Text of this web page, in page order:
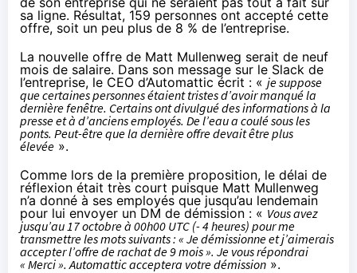
sa ligne. Résultat, 159 personnes ont accepté cette
offre, soit un peu plus de 8 % de l’entreprise.
La nouvelle offre de Matt Mullenweg serait de neuf
mois de salaire. Dans son message sur le Slack de
l’entreprise, le CEO d’Automattic écrit : « je suppose
que certaines personnes étaient tristes d’avoir manqué la
dernière fenêtre. Certains ont divulgué des informations à la
presse et à d’anciens employés. De l’eau a coulé sous les
ponts. Peut-être que la dernière offre devait être plus
élevée ».
Comme lors de la première proposition, le délai de
réflexion était très court puisque Matt Mullenweg
n’a donné à ses employés que jusqu’au lendemain
pour lui envoyer un DM de démission : « Vous avez
jusqu’au 17 octobre à 00h00 UTC (- 4 heures) pour me
transmettre les mots suivants : « Je démissionne et j’aimerais
accepter l’offre de rachat de 9 mois ». Je vous répondrai
« Merci ». Automattic acceptera votre démission ».